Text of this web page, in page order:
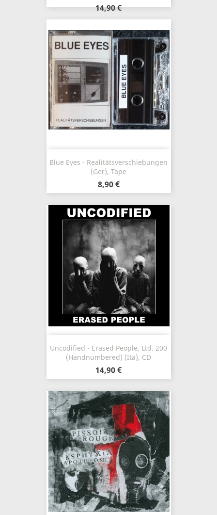
14,90 €
Blue Eyes - Realitätsverschiebungen
(Ger), Tape
8,90 €
Uncodified - Erased People, Ltd. 200
(Handnumbered) (Ita), CD
14,90 €